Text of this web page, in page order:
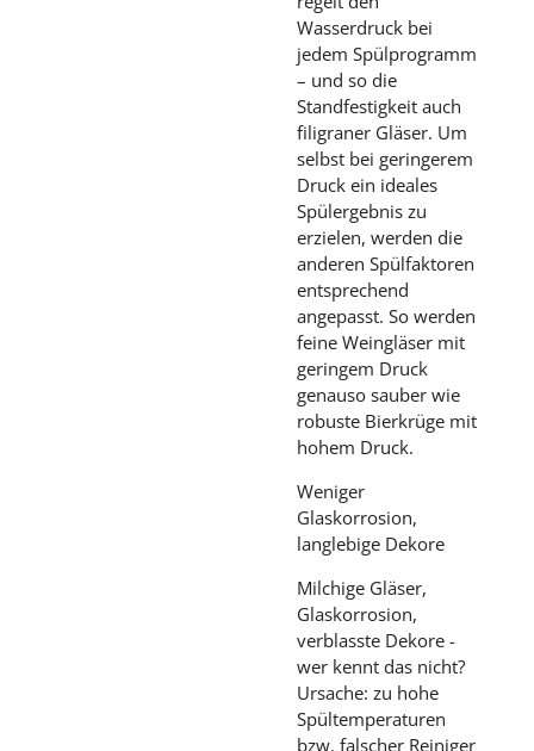
Wasserdruck bei
jedem Spülprogramm
– und so die
Standfestigkeit auch
filigraner Gläser. Um
selbst bei geringerem
Druck ein ideales
Spülergebnis zu
erzielen, werden die
anderen Spülfaktoren
entsprechend
angepasst. So werden
feine Weingläser mit
geringem Druck
genauso sauber wie
robuste Bierkrüge mit
hohem Druck.
Weniger
Glaskorrosion,
langlebige Dekore
Milchige Gläser,
Glaskorrosion,
verblasste Dekore -
wer kennt das nicht?
Ursache: zu hohe
Spültemperaturen
bzw. falscher Reiniger